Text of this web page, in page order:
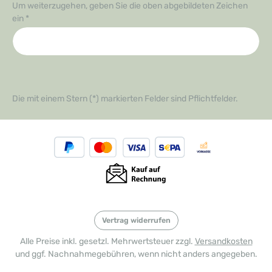
Um weiterzugehen, geben Sie die oben abgebildeten Zeichen
ein *
Die mit einem Stern (*) markierten Felder sind Pflichtfelder.
Vertrag widerrufen
Alle Preise inkl. gesetzl. Mehrwertsteuer zzgl. Versandkosten
und ggf. Nachnahmegebühren, wenn nicht anders angegeben.